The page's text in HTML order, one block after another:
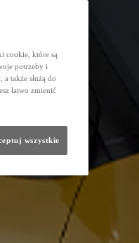
cookie, które są
potrzeby i
także służą do
łatwo zmienić
wszystkie